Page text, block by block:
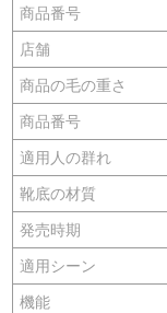
商品番号
店舗
商品の毛の重さ
商品番号
適用人の群れ
靴底の材質
発売時期
適用シーン
機能